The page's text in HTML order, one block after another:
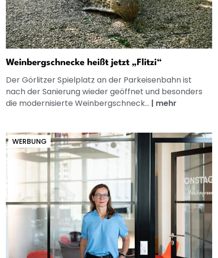
Weinbergschnecke heißt jetzt „Flitzi“
Der Görlitzer Spielplatz an der Parkeisenbahn ist
nach der Sanierung wieder geöffnet und besonders
die modernisierte Weinbergschneck... | mehr
WERBUNG